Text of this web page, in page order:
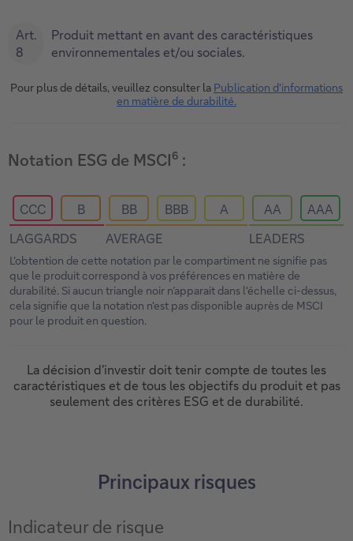
Art.
8
Produit mettant en avant des caractéristiques
environnementales et/ou sociales.
Pour plus de détails, veuillez consulter la Publication d'informations
en matière de durabilité.
Notation ESG de MSCI6 :
CCC B BB BBB A AA
AAA
LAGGARDS
AVERAGE LEADERS
L'obtention de cette notation par le compartiment ne signifie pas
que le produit correspond à vos préférences en matière de
durabilité. Si aucun triangle noir n’apparait dans l'échelle ci-dessus,
cela signifie que la notation n'est pas disponible auprès de MSCI
pour le produit en question.
La décision d'investir doit tenir compte de toutes les
caractéristiques et de tous les objectifs du produit et pas
seulement des critères ESG et de durabilité.
Principaux risques
Indicateur de risque